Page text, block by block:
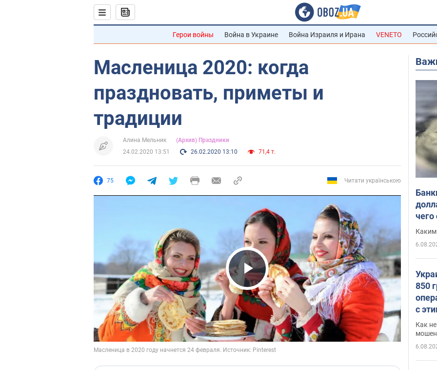
Герои войны Война в Украине Война Израиля и Ирана VENETO
Масленица 2020: когда
праздновать, приметы и
традиции
Алина Мельник
(Архив) Праздники
24.02.2020 13:51
26.02.2020 13:10 71,4 т.
75 Читати українською
Play Video
Каким
850
с
Как